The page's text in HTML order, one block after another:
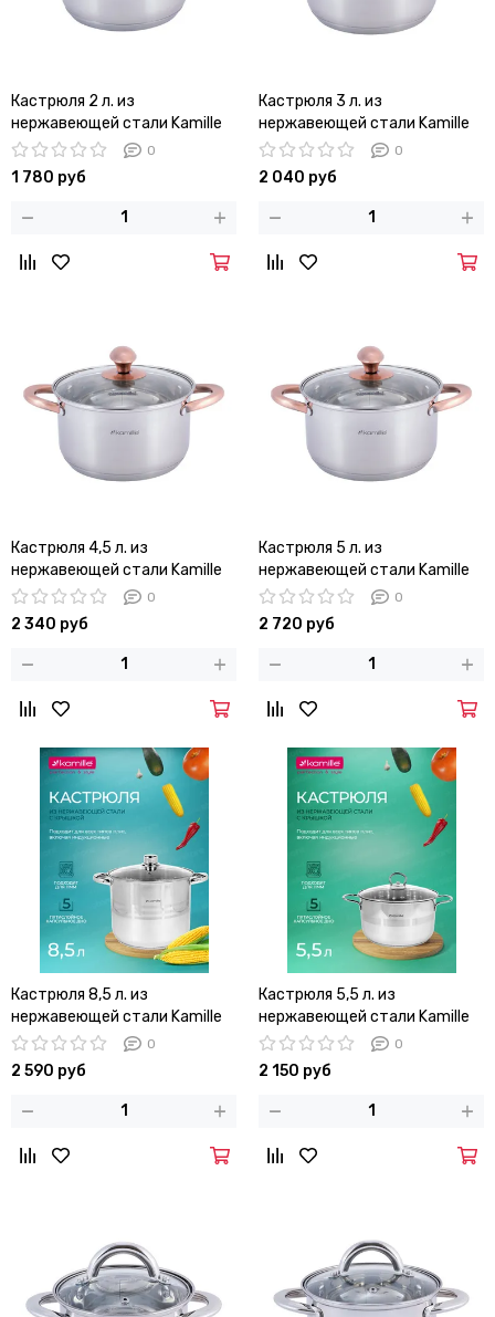
Кастрюля 2 л. из
нержавеющей стали Kamille
KM-4931 с медными ручками
0
1 780 руб
Кастрюля 3 л. из
нержавеющей стали Kamille
KM 4932 с медными ручками
0
2 040 руб
Кастрюля 4,5 л. из
нержавеющей стали Kamille
KM 4933 с медными ручками
0
2 340 руб
Кастрюля 5 л. из
нержавеющей стали Kamille
KM 4934 с медными ручками
0
2 720 руб
Кастрюля 8,5 л. из
нержавеющей стали Kamille
KM 5403 со стеклянной
крышкой
0
2 590 руб
Кастрюля 5,5 л. из
нержавеющей стали Kamille
KM 5415 с крышкой0
2 150 руб